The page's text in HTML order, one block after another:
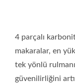
4 parçalı
makaralar, en
tek yönlü
güvenilirliğini